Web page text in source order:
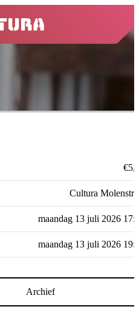
home
Cultura
maandag 13 juli 2026
maandag 13 juli 2026
Archief